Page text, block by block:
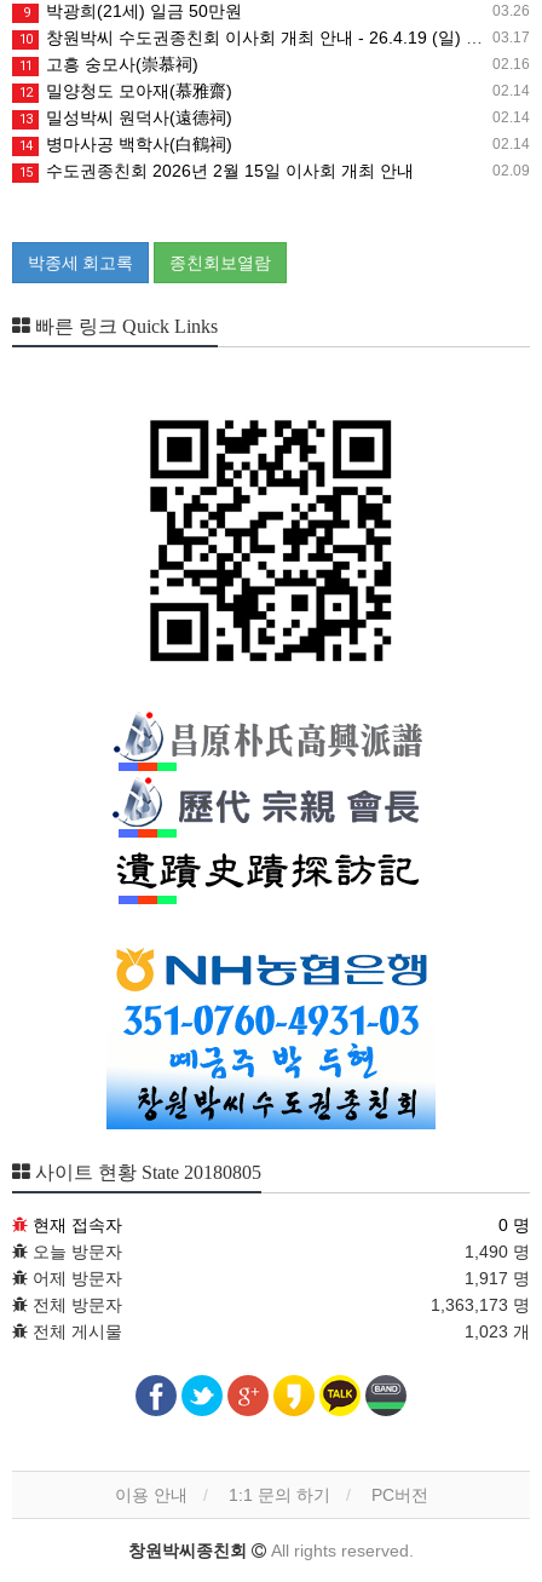
03.26
9 박광희(21세) 일금 50만원
03.17
10 창원박씨 수도권종친회 이사회 개최 안내 - 26.4.19 (일) 10시
02.16
11 고흥 숭모사(崇慕祠)
02.14
12 밀양청도 모아재(慕雅齋)
02.14
13 밀성박씨 원덕사(遠德祠)
02.14
14 병마사공 백학사(白鶴祠)
02.09
15 수도권종친회 2026년 2월 15일 이사회 개최 안내
박종세 회고록 종친회보열람
빠른 링크 Quick Links
사이트 현황 State 20180805
현재 접속자
0 명
오늘 방문자
1,490 명
어제 방문자
1,917 명
전체 방문자
1,363,173 명
전체 게시물
1,023 개
이용 안내 1:1 문의 하기 PC버전
창원박씨종친회 All rights reserved.